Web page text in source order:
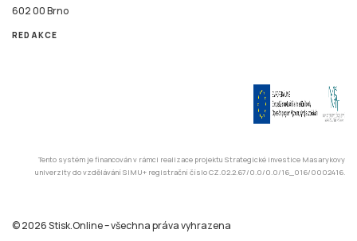
602 00 Brno
REDAKCE
Tento systém je financován v rámci realizace projektu Strategické investice Masarykovy
univerzity do vzdělávání SIMU+ registrační číslo CZ.02.2.67/0.0/0.0/16_016/0002416.
© 2026 Stisk.Online – všechna práva vyhrazena